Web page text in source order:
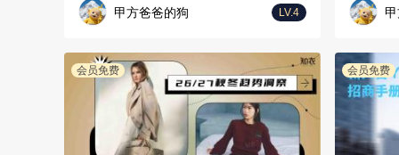
甲方爸爸的狗 LV.4
会员免费 会员免费